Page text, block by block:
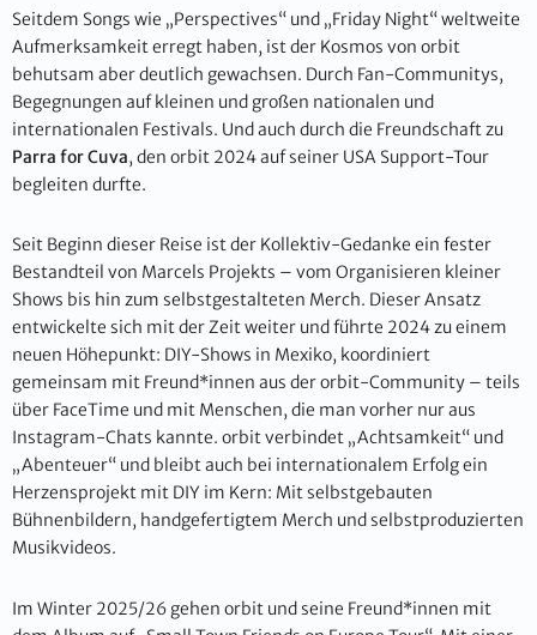
Seitdem Songs wie „Perspectives“ und „Friday Night“ weltweite
Aufmerksamkeit erregt haben, ist der Kosmos von orbit
behutsam aber deutlich gewachsen. Durch Fan-Communitys,
Begegnungen auf kleinen und großen nationalen und
internationalen Festivals. Und auch durch die Freundschaft zu
Parra for Cuva, den orbit 2024 auf seiner USA Support-Tour
begleiten durfte.
Seit Beginn dieser Reise ist der Kollektiv-Gedanke ein fester
Bestandteil von Marcels Projekts – vom Organisieren kleiner
Shows bis hin zum selbstgestalteten Merch. Dieser Ansatz
entwickelte sich mit der Zeit weiter und führte 2024 zu einem
neuen Höhepunkt: DIY-Shows in Mexiko, koordiniert
gemeinsam mit Freund*innen aus der orbit-Community – teils
über FaceTime und mit Menschen, die man vorher nur aus
Instagram-Chats kannte. orbit verbindet „Achtsamkeit“ und
„Abenteuer“ und bleibt auch bei internationalem Erfolg ein
Herzensprojekt mit DIY im Kern: Mit selbstgebauten
Bühnenbildern, handgefertigtem Merch und selbstproduzierten
Musikvideos.
Im Winter 2025/26 gehen orbit und seine Freund*innen mit